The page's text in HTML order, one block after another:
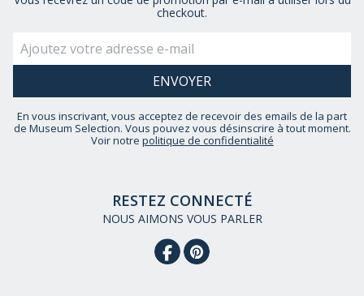
checkout.
En vous inscrivant, vous acceptez de recevoir des emails de la part
de Museum Selection. Vous pouvez vous désinscrire à tout moment.
Voir notre politique de confidentialité
RESTEZ CONNECTÉ
NOUS AIMONS VOUS PARLER